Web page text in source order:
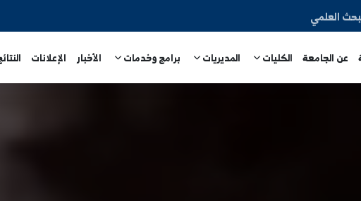
الكليات المديريات برامج وخدمات الأخبار الإعلانات النتائج